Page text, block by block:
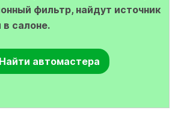
фильтр, найдут источник
салоне.
Найти автомастера